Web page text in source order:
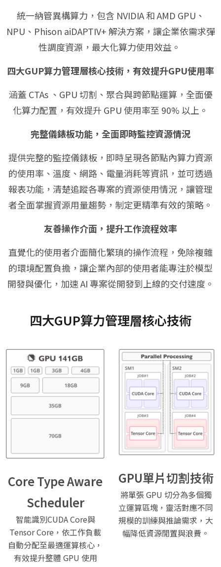
統一納管異構算力，包含 NVIDIA 和 AMD GPU、
NPU、Phison aiDAPTIV+ 解決方案，讓企業依需求彈
性調度資源，最大化算力使用效益。
四大GUP算力管理層核心技術，有效提升GPU使用率
涵蓋 CTAs 、GPU 切割、聚合與跨節點運算，全面優
化算力配置，有效提升 GPU 使用率至 90% 以上。
完整儀錶板功能，全面即時監控資源情況
提供完整的監控儀錶板，即時呈現各節點內算力資源
的使用率、溫度、網路、電量消耗等資訊，並可透過
報表功能，清楚追蹤各專案的資源使用情況，讓管理
者全面掌握資源用量趨勢，制定更精準有效的策略。
友善操作介面，提升工作流程效率
直覺化的使用者介面簡化繁瑣的操作流程，免除複雜
的環境配置負擔，讓企業內部的使用者能專注於模型
開發與優化，加速 AI 專案從開發到上線的交付速度。
四大GUP算力管理層核心技術
Core Type Aware
Scheduler
智能識別CUDA Core與
Tensor Core，依工作負載
自動分配至最適運算核心，
有效提升整體 GPU 使用
GPU單片切割技術
將單張 GPU 切分為多個獨
立運算區塊，靈活對應不同
規模的訓練與推論需求，大
幅降低資源閒置與浪費。